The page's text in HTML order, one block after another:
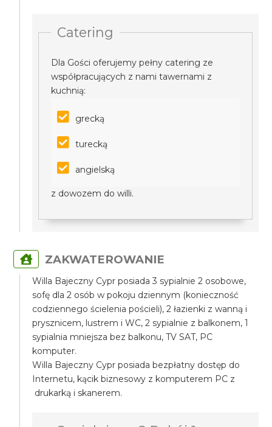
Catering
Dla Gości oferujemy pełny catering ze
współpracujących z nami tawernami z
kuchnią:
grecką
turecką
angielską
z dowozem do willi.
ZAKWATEROWANIE
Willa Bajeczny Cypr posiada 3 sypialnie 2 osobowe,
sofę dla 2 osób w pokoju dziennym (konieczność
codziennego ścielenia pościeli), 2 łazienki z wanną i
prysznicem, lustrem i WC, 2 sypialnie z balkonem, 1
sypialnia mniejsza bez balkonu, TV SAT, PC
komputer.
Willa Bajeczny Cypr posiada bezpłatny dostęp do
Internetu, kącik biznesowy z komputerem PC z
drukarką i skanerem.